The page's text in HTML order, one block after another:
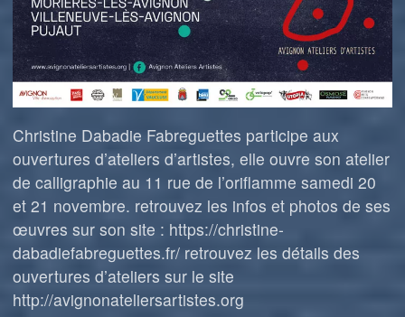
Christine Dabadie Fabreguettes participe aux
ouvertures d’ateliers d’artistes, elle ouvre son atelier
de calligraphie au 11 rue de l’oriflamme samedi 20
et 21 novembre. retrouvez les infos et photos de ses
œuvres sur son site : https://christine-
dabadiefabreguettes.fr/ retrouvez les détails des
ouvertures d’ateliers sur le site
http://avignonateliersartistes.org